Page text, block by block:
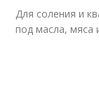
Для соления и
под масла, мяса